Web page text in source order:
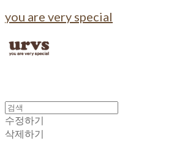
you are very special
수정하기
삭제하기